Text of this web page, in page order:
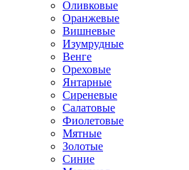
Оливковые
Оранжевые
Вишневые
Изумрудные
Венге
Ореховые
Янтарные
Сиреневые
Салатовые
Фиолетовые
Мятные
Золотые
Синие